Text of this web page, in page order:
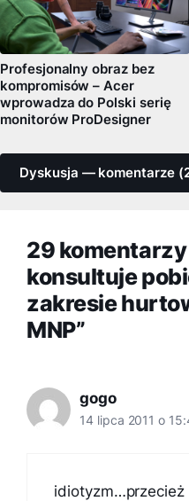
Profesjonalny obraz bez
kompromisów – Acer
wprowadza do Polski serię
monitorów ProDesigner
Dyskusja — komentarze
29 komentarzy
konsultuje
zakresie
MNP”
gogo
14 lipca 2011 o
idiotyzm…przecież